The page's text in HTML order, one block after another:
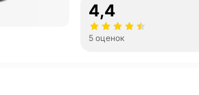
4,4
5 оценок